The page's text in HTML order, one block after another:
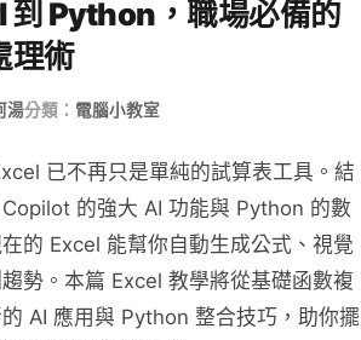
Python，職場必備的
理術
湯分類： 電腦小教室
已不再只是單純的試算表工具。結
的強大 AI 功能與 Python 的數
的 Excel 能幫你自動生成公式、視覺
勢。本篇 Excel 教學將從基礎函數複
AI 應用與 Python 整合技巧，助你擺